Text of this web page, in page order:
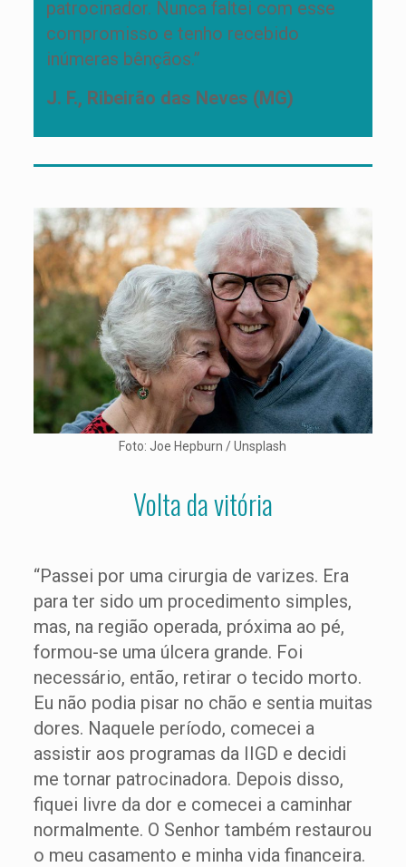
patrocinador. Nunca faltei com esse
compromisso e tenho recebido
inúmeras bênçãos.”
J. F., Ribeirão das Neves (MG)
Foto: Joe Hepburn / Unsplash
Volta da vitória
“Passei por uma cirurgia de varizes. Era
para ter sido um procedimento simples,
mas, na região operada, próxima ao pé,
formou-se uma úlcera grande. Foi
necessário, então, retirar o tecido morto.
Eu não podia pisar no chão e sentia muitas
dores. Naquele período, comecei a
assistir aos programas da IIGD e decidi
me tornar patrocinadora. Depois disso,
fiquei livre da dor e comecei a caminhar
normalmente. O Senhor também restaurou
o meu casamento e minha vida financeira.